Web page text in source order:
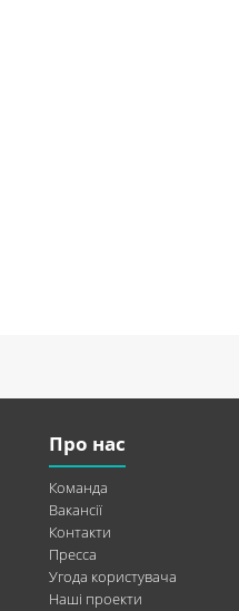
Про нас
Команда
Вакансії
Контакти
Пресса
Угода користувача
Наші проекти